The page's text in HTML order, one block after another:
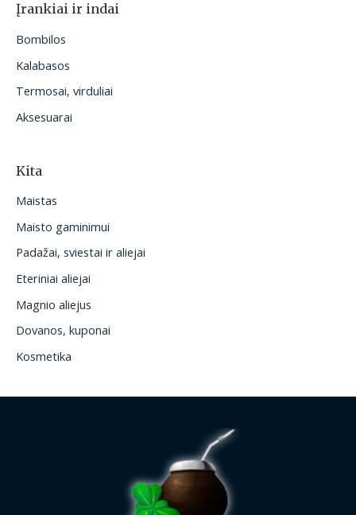
Įrankiai ir indai
Bombilos
Kalabasos
Termosai, virduliai
Aksesuarai
Kita
Maistas
Maisto gaminimui
Padažai, sviestai ir aliejai
Eteriniai aliejai
Magnio aliejus
Dovanos, kuponai
Kosmetika